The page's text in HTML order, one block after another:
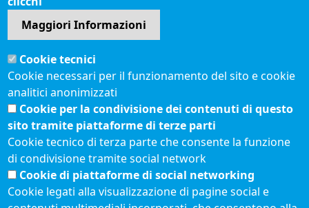
Sito web
Accesso riservato
Mappa del sito
Redazione
Statistiche di accesso
Visite totali al portale: 2636303
Menù privacy
Feed RSS
© 2021 Camere di
Commercio d'Italia
Maggiori Informazioni
Cookie tecnici
Cookie necessari per il funzionamento del sito e cookie
analitici anonimizzati
Cookie per la condivisione dei contenuti di questo
sito tramite piattaforme di terze parti
Cookie tecnico di terza parte che consente la funzione
di condivisione tramite social network
Cookie di piattaforme di social networking
Cookie legati alla visualizzazione di pagine social e